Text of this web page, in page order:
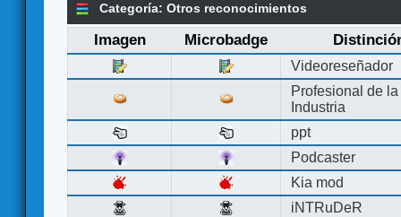
Categoría: Otros reconocimientos
Imagen Microbadge
Videoreseñador
Profesional de la
Industria
ppt
Podcaster
Kia mod
iNTRuDeR